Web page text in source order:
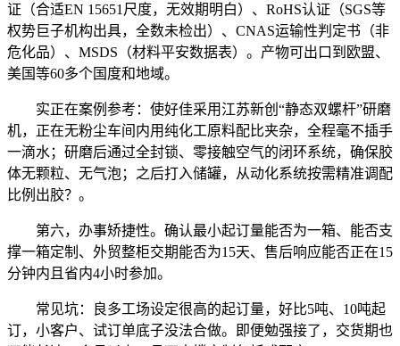
证（合适EN 15651尺度，无效期明白）、RoHS认证（SGS等
权势巨子机构出具，全数未检出）、CNAS运输性判定书（非
危化品）、MSDS（材料平安数据表）。产物可出口到欧盟、
美国等60多个国度和地域。
实正在案例参考：使好佳采用江苏新创“静态双螺杆”研磨
机，正在无粉尘车间内用纯化工原料配比夹杂，全程毫不插手
一滴水；研磨后通过全封锁、零接触空气的闭环系统，确保胶
体无颗粒、无气泡；之后打入储罐，从动化系统按需精准调配
比例出胶？。
第六，办事矫捷性。确认最小起订量能否为一箱、能否支
撑一箱定制、外贸整柜交期能否为15天、售后响应能否正在15
分钟内且省内4小时参加。
常见坑：良多工场设定很高的起订量，好比5吨、10吨起
订，小客户、试订单底子没法合做。即便勉强接了，交货期也